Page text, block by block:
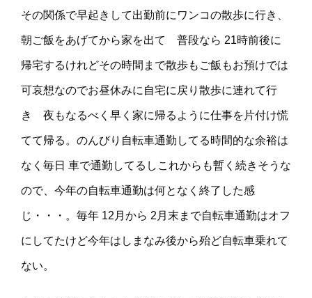
その関係で早起きして出勤前にワンコの散歩に行き、
朝ご飯をあげてから家を出て 普段なら 21時前後に
帰宅するけれどその時間まで散歩もご飯もお預けでは
可哀想なのでお昼休みに自宅に戻り散歩に連れて行
き 夜もなるべく早く家に帰るように仕事を片付け慌
てて帰る。のんびり自転車通勤してる時間的な余裕は
なく毎日 車で通勤してるしこれからも暫く続きそうな
ので、今年の自転車通勤は何となく終了した感
じ・・・。毎年 12月から 2月末まで自転車通勤はオフ
にしてたけど今年はしまなみ後から殆ど自転車乗れて
ない。